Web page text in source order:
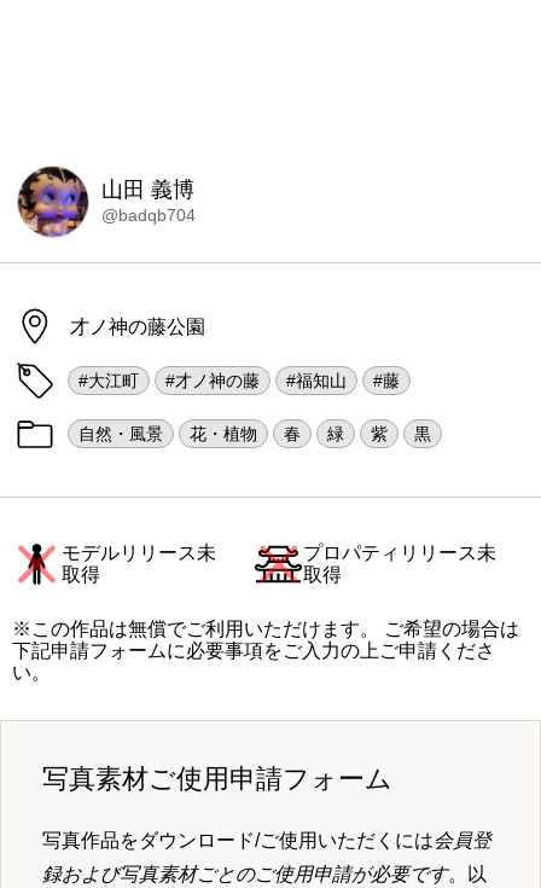
山田 義博
@badqb704
才ノ神の藤公園
#大江町 #才ノ神の藤 #福知山 #藤
自然・風景 花・植物 春 緑 紫 黒
モデルリリース未
取得
プロパティリリース未
取得
※この作品は無償でご利用いただけます。 ご希望の場合は
下記申請フォームに必要事項をご入力の上ご申請くださ
い。
写真素材ご使用申請フォーム
写真作品をダウンロード/ご使用いただくには会員登
録および写真素材ごとのご使用申請が必要です。以